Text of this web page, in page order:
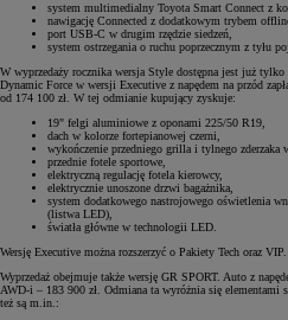
system multimedialny Toyota Smart Connect z
nawigację Connected z dodatkowym trybem
port USB-C w drugim rzędzie siedzeń,
system ostrzegania o ruchu poprzecznym z tyłu
W wyprzedaży rocznika wersja Style dostępna jest już
Dynamic Force w wersji Executive z napędem na przód
od 174 100 zł. W tej odmianie kupujący zyskuje:
19" felgi aluminiowe z oponami 225/50 R19,
dach w kolorze fortepianowej czerni,
wykończenie przedniego grilla i tylnego zderzaka
przednie fotele sportowe,
elektryczną regulację fotela kierowcy,
elektrycznie unoszone drzwi bagażnika,
system dodatkowego nastrojowego oświetlenia
(listwa LED),
światła główne w technologii LED.
Wersję Executive można rozszerzyć o Pakiety Tech oraz VIP.
Wyprzedaż obejmuje także wersję GR SPORT. Auto z
AWD-i – 183 900 zł. Odmiana ta wyróżnia się
też są m.in.: